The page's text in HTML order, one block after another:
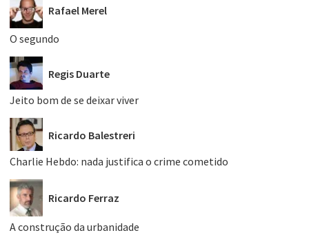
Rafael Merel
O segundo
Regis Duarte
Jeito bom de se deixar viver
Ricardo Balestreri
Charlie Hebdo: nada justifica o crime cometido
Ricardo Ferraz
A construção da urbanidade